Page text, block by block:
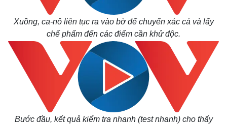
Xuồng, ca-nô liên tục ra vào bờ để chuyển xác cá và lấy
chế phẩm đến các điểm cần khử độc.
Bước đầu, kết quả kiểm tra nhanh (test nhanh) cho thấy